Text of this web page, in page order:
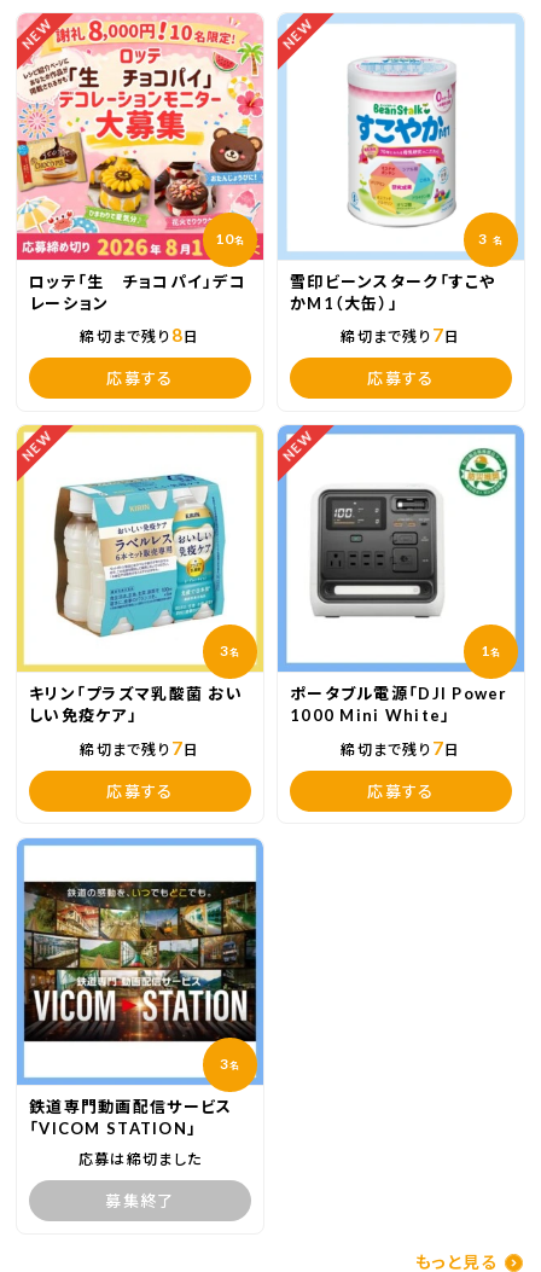
NEW
10名
ロッテ「生 チョコパイ」デコ
レーション
締切まで残り 8日
応募する
NEW
3 名
雪印ビーンスターク「すこや
かM1（大缶）」
締切まで残り 7日
応募する
NEW
3名
キリン「プラズマ乳酸菌 おい
しい免疫ケア」
締切まで残り 7日
応募する
NEW
1名
ポータブル電源「DJI Power
1000 Mini White」
締切まで残り 7日
応募する
3名
鉄道専門動画配信サービス
「VICOM STATION」
応募は締切ました
募集終了
もっと見る